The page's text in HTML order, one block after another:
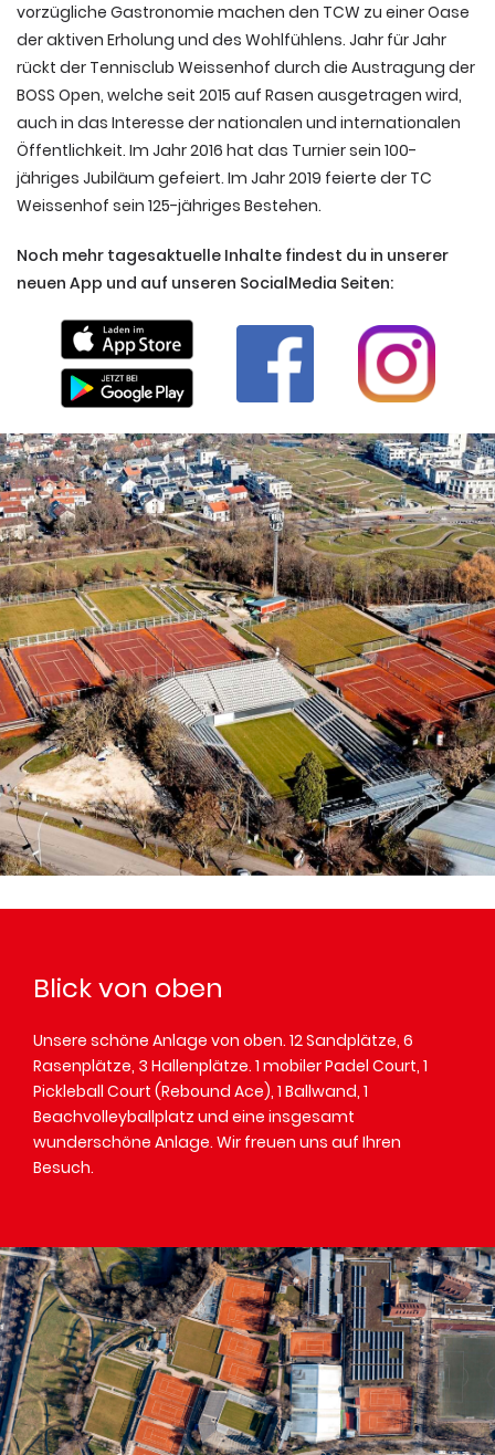
vorzügliche Gastronomie machen den TCW zu einer Oase
der aktiven Erholung und des Wohlfühlens. Jahr für Jahr
rückt der Tennisclub Weissenhof durch die Austragung der
BOSS Open, welche seit 2015 auf Rasen ausgetragen wird,
auch in das Interesse der nationalen und internationalen
Öffentlichkeit. Im Jahr 2016 hat das Turnier sein 100-
jähriges Jubiläum gefeiert. Im Jahr 2019 feierte der TC
Weissenhof sein 125-jähriges Bestehen.
Noch mehr tagesaktuelle Inhalte findest du in unserer
neuen App und auf unseren SocialMedia Seiten:
Blick von oben
Unsere schöne Anlage von oben. 12 Sandplätze, 6
Rasenplätze, 3 Hallenplätze. 1 mobiler Padel Court, 1
Pickleball Court (Rebound Ace), 1 Ballwand, 1
Beachvolleyballplatz und eine insgesamt
wunderschöne Anlage. Wir freuen uns auf Ihren
Besuch.